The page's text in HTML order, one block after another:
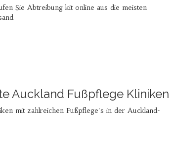
Sie Abtreibung kit online aus die meisten
Auckland Fußpflege Kliniken
mit zahlreichen Fußpflege's in der Auckland-